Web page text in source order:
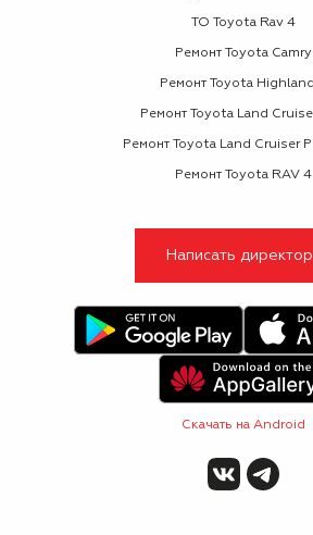
ТО Toyota Rav 4
Ремонт Toyota Camry
Ремонт Toyota
Ремонт Toyota Land
Ремонт Toyota Land Cruiser
Ремонт Toyota RAV 4
Написать
Скачать на Android